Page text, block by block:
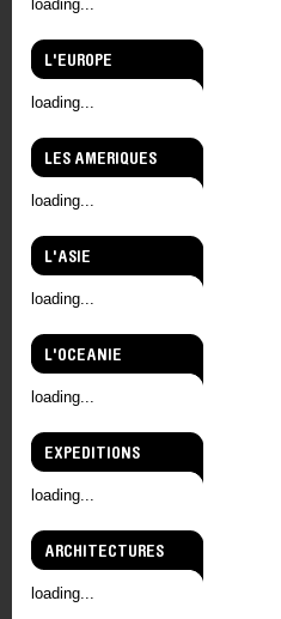
loading...
L'EUROPE
loading...
LES AMERIQUES
loading...
L'ASIE
loading...
L'OCEANIE
loading...
EXPEDITIONS
loading...
ARCHITECTURES
loading...